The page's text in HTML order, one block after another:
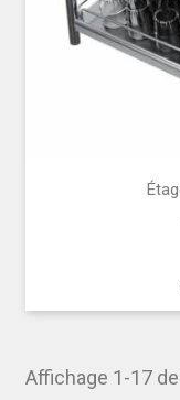
Affichage 1-17